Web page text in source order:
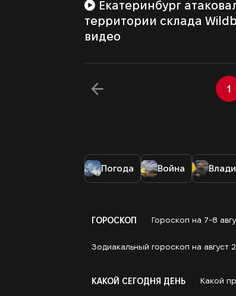
территории склада
видео
НАЗАД
1
Погода Война
ГОРОСКОП Гороскоп на 7-8
Зодиакальный гороскоп на август
КАКОЙ СЕГОДНЯ ДЕНЬ Какой